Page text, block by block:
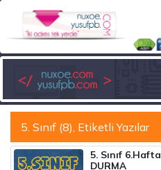
5. Sınıf (8), Etiketli Yazılar
5. Sınıf
DURMA